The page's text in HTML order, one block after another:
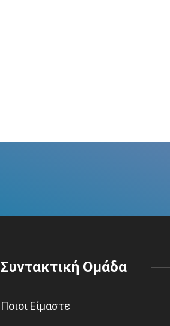
Συντακτική Ομάδα
Ποιοι Είμαστε